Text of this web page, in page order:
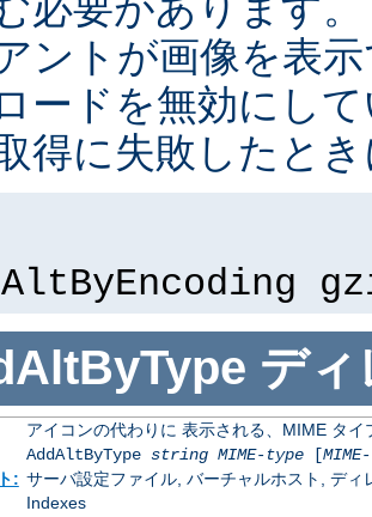
ントが画像を表
ードを無効にし
得に失敗したと
ディ
アイコンの代わりに 表示される、MIME タ
AddAltByType string MIME-type[
: サーバ設定ファイル, バーチャルホスト, ディ
Indexes